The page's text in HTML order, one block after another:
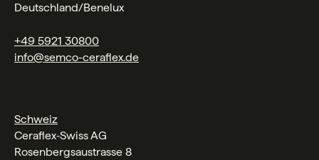
Deutschland/Benelux
+49 5921 30800
info@semco-ceraflex.de
Schweiz
Ceraflex‑Swiss AG
Rosenbergsaustrasse 8